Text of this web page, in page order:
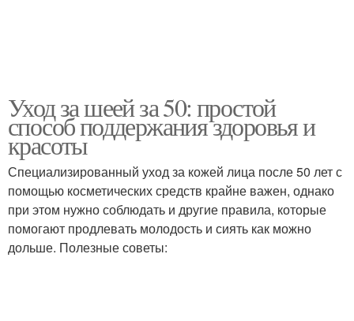
Уход за шеей за 50: простой
способ поддержания здоровья и
красоты
Специализированный уход за кожей лица после 50 лет с
помощью косметических средств крайне важен, однако
при этом нужно соблюдать и другие правила, которые
помогают продлевать молодость и сиять как можно
дольше. Полезные советы: